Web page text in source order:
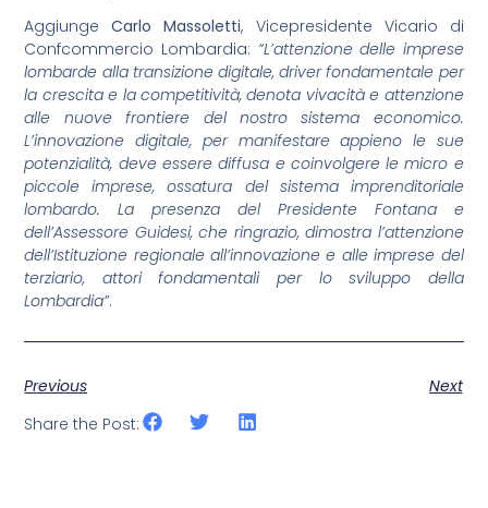
AggiungeCarlo Massoletti, Vicepresidente Vicario di
Confcommercio Lombardia: “L’attenzione delle imprese
lombarde alla transizione digitale, driver fondamentale per
la crescita e la competitività, denota vivacità e attenzione
alle nuove frontiere del nostro sistema economico.
L’innovazione digitale, per manifestare appieno le sue
potenzialità, deve essere diffusa e coinvolgere le micro e
piccole imprese, ossatura del sistema imprenditoriale
lombardo. La presenza del Presidente Fontana e
dell’Assessore Guidesi, che ringrazio, dimostra l’attenzione
dell’Istituzione regionale all’innovazione e alle imprese del
terziario, attori fondamentali per lo sviluppo della
Lombardia”.
Previous
Next
Share the Post: